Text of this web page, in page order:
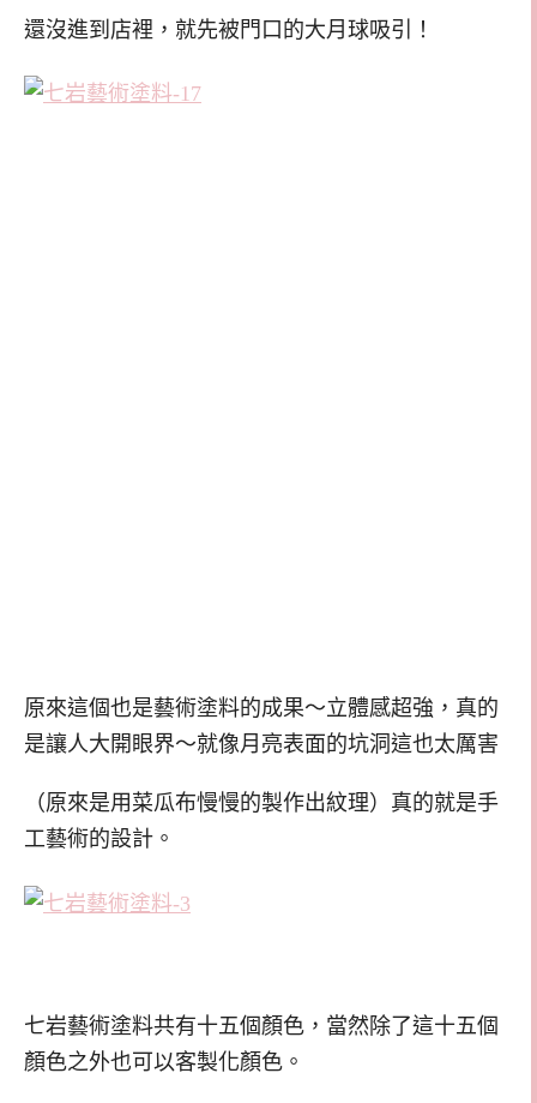
還沒進到店裡，就先被門口的大月球吸引！
原來這個也是藝術塗料的成果～立體感超強，真的
是讓人大開眼界～就像月亮表面的坑洞這也太厲害
（原來是用菜瓜布慢慢的製作出紋理）真的就是手
工藝術的設計。
七岩藝術塗料共有十五個顏色，當然除了這十五個
顏色之外也可以客製化顏色。